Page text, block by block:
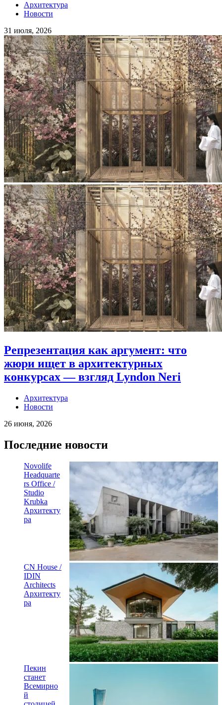
Архитектура
Новости
31 июля, 2026
Репрезентация как аргумент: что
жюри ищет в архитектурных
конкурсах — взгляд Lyndon Neri
Архитектура
Новости
26 июня, 2026
Последние новости
Novolife
Headquarte
rs Office /
Studio
Krubka
Архитекту
ра
CN House /
IDIN
Architects
Архитекту
ра
Пекин
станет
Всемирно
й